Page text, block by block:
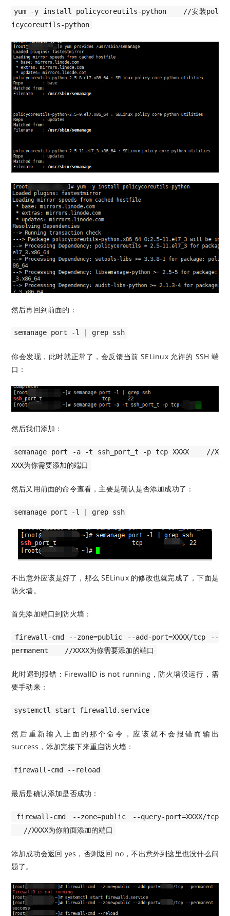
yum -y install policycoreutils-python //安装pol
icycoreutils-python
然后再回到前面的：
semanage port -l | grep ssh
你会发现，此时就正常了，会反馈当前 SELinux 允许的 SSH 端
口：
然后我们添加：
semanage port -a -t ssh_port_t -p tcp XXXX //X
XXX为你需要添加的端口
然后又用前面的命令查看，主要是确认是否添加成功了：
semanage port -l | grep ssh
不出意外应该是好了，那么 SELinux 的修改也就完成了，下面是
防火墙。
首先添加端口到防火墙：
firewall-cmd --zone=public --add-port=XXXX/tcp --
permanent //XXXX为你需要添加的端口
此时遇到报错：FirewallD is not running，防火墙没运行，需
要手动来：
systemctl start firewalld.service
然后重新输入上面的那个命令，应该就不会报错而输出
success，添加完接下来重启防火墙：
firewall-cmd --reload
最后是确认添加是否成功：
firewall-cmd --zone=public --query-port=XXXX/tcp
//XXXX为你前面添加的端口
添加成功会返回 yes，否则返回 no，不出意外到这里也没什么问
题了。